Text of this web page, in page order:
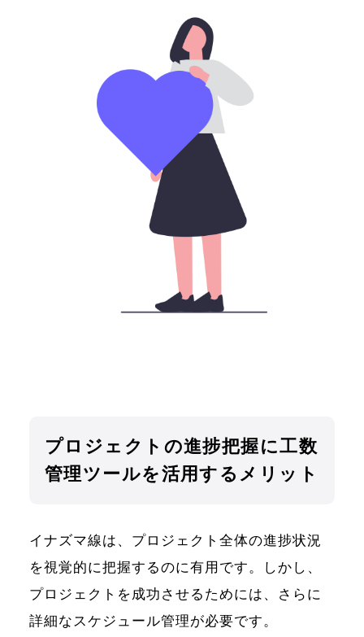
プロジェクトの進捗把握に工数
管理ツールを活用するメリット
イナズマ線は、プロジェクト全体の進捗状況
を視覚的に把握するのに有用です。しかし、
プロジェクトを成功させるためには、さらに
詳細なスケジュール管理が必要です。